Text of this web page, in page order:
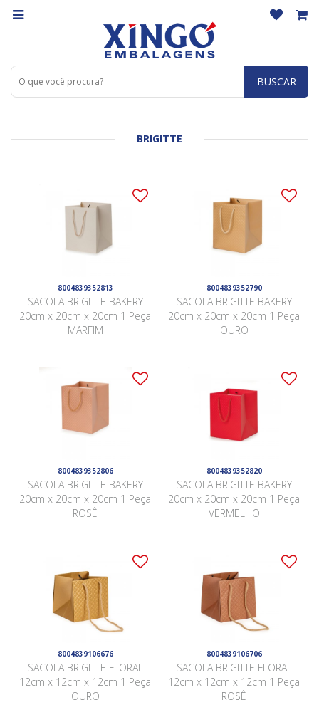
BUSCAR
BRIGITTE
8004839352813
SACOLA BRIGITTE BAKERY
20cm x 20cm x 20cm 1 Peça
MARFIM
8004839352790
SACOLA BRIGITTE BAKERY
20cm x 20cm x 20cm 1 Peça
OURO
8004839352806
SACOLA BRIGITTE BAKERY
20cm x 20cm x 20cm 1 Peça
ROSÊ
8004839352820
SACOLA BRIGITTE BAKERY
20cm x 20cm x 20cm 1 Peça
VERMELHO
8004839106676
SACOLA BRIGITTE FLORAL
12cm x 12cm x 12cm 1 Peça
OURO
8004839106706
SACOLA BRIGITTE FLORAL
12cm x 12cm x 12cm 1 Peça
ROSÊ